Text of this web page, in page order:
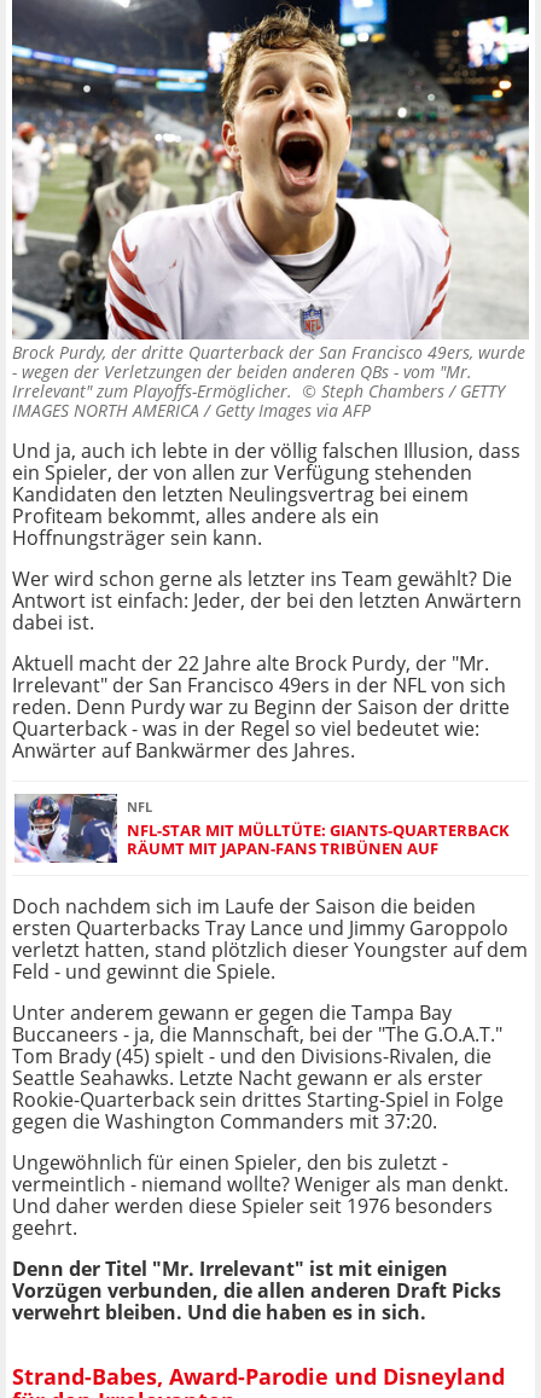
Brock Purdy, der dritte Quarterback der San Francisco 49ers, wurde
- wegen der Verletzungen der beiden anderen QBs - vom "Mr.
Irrelevant" zum Playoffs-Ermöglicher. © Steph Chambers / GETTY
IMAGES NORTH AMERICA / Getty Images via AFP
Und ja, auch ich lebte in der völlig falschen Illusion, dass
ein Spieler, der von allen zur Verfügung stehenden
Kandidaten den letzten Neulingsvertrag bei einem
Profiteam bekommt, alles andere als ein
Hoffnungsträger sein kann.
Wer wird schon gerne als letzter ins Team gewählt? Die
Antwort ist einfach: Jeder, der bei den letzten Anwärtern
dabei ist.
Aktuell macht der 22 Jahre alte Brock Purdy, der "Mr.
Irrelevant" der San Francisco 49ers in der NFL von sich
reden. Denn Purdy war zu Beginn der Saison der dritte
Quarterback - was in der Regel so viel bedeutet wie:
Anwärter auf Bankwärmer des Jahres.
NFL
NFL-STAR MIT MÜLLTÜTE: GIANTS-QUARTERBACK
RÄUMT MIT JAPAN-FANS TRIBÜNEN AUF
Doch nachdem sich im Laufe der Saison die beiden
ersten Quarterbacks Tray Lance und Jimmy Garoppolo
verletzt hatten, stand plötzlich dieser Youngster auf dem
Feld - und gewinnt die Spiele.
Unter anderem gewann er gegen die Tampa Bay
Buccaneers - ja, die Mannschaft, bei der "The G.O.A.T."
Tom Brady (45) spielt - und den Divisions-Rivalen, die
Seattle Seahawks. Letzte Nacht gewann er als erster
Rookie-Quarterback sein drittes Starting-Spiel in Folge
gegen die Washington Commanders mit 37:20.
Ungewöhnlich für einen Spieler, den bis zuletzt -
vermeintlich - niemand wollte? Weniger als man denkt.
Und daher werden diese Spieler seit 1976 besonders
geehrt.
Denn der Titel "Mr. Irrelevant" ist mit einigen
Vorzügen verbunden, die allen anderen Draft Picks
verwehrt bleiben. Und die haben es in sich.
Strand-Babes, Award-Parodie und Disneyland